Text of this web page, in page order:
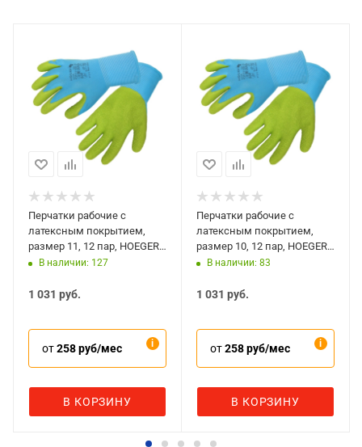
Перчатки рабочие с
латексным покрытием,
размер 11, 12 пар, HOEGERT
Uller HT5K772-11
В наличии: 127
1 031 руб.
от258 руб/мес
В КОРЗИНУ
Перчатки рабочие с
латексным покрытием,
размер 10, 12 пар, HOEGERT
Uller HT5K772-10
В наличии: 83
1 031 руб.
от258 руб/мес
В КОРЗИНУ